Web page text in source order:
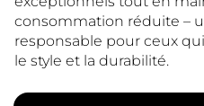
consommation réduite –
responsable pour ceux
le style et la durabilité.